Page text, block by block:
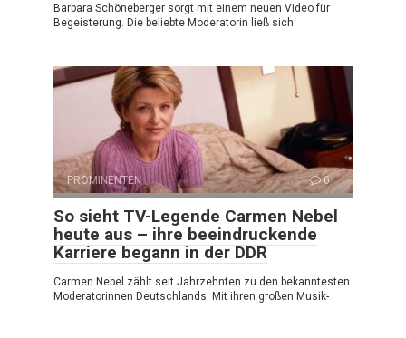
Barbara Schöneberger sorgt mit einem neuen Video für
Begeisterung. Die beliebte Moderatorin ließ sich
PROMINENTEN 0
So sieht TV-Legende Carmen Nebel
heute aus – ihre beeindruckende
Karriere begann in der DDR
Carmen Nebel zählt seit Jahrzehnten zu den bekanntesten
Moderatorinnen Deutschlands. Mit ihren großen Musik-